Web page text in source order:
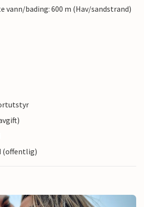
vann/bading: 600 m (Hav/sandstrand)
(offentlig)